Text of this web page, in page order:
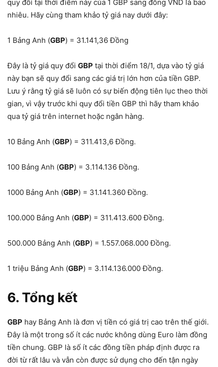
quy đổi tại thời điểm này của 1 GBP sang đồng VND là bao
nhiêu. Hãy cùng tham khảo tỷ giá nay dưới đây:
1 Bảng Anh (GBP) = 31.141,36 Đồng
Đây là tỷ giá quy đổi GBP tại thời điểm 18/1, dựa vào tỷ giá
này bạn sẽ quy đổi sang các giá trị lớn hơn của tiền GBP.
Lưu ý rằng tỷ giá sẽ luôn có sự biến động tiên lục theo thời
gian, vì vậy trước khi quy đổi tiền GBP thì hãy tham khảo
qua tỷ giá trên internet hoặc ngân hàng.
10 Bảng Anh (GBP) = 311.413,6 Đồng.
100 Bảng Anh (GBP) = 3.114.136 Đồng.
1000 Bảng Anh (GBP) = 31.141.360 Đồng.
100.000 Bảng Anh (GBP) = 311.413.600 Đồng.
500.000 Bảng Anh (GBP) = 1.557.068.000 Đồng.
1 triệu Bảng Anh (GBP) = 3.114.136.000 Đồng.
6. Tổng kết
GBP hay Bảng Anh là đơn vị tiền có giá trị cao trên thế giới.
Đây là một trong số ít các nước không dùng Euro làm đồng
tiền chung. GBP là số ít các đồng tiền pháp định được ra
đời từ rất lâu và vẫn còn được sử dụng cho đến tận ngày